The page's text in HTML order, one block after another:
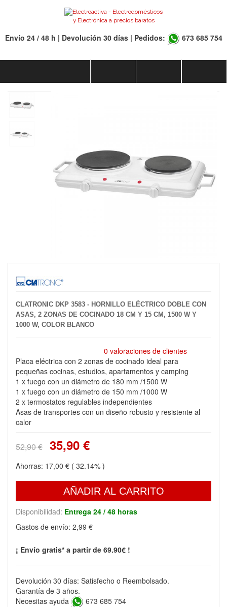
Envío 24 / 48 h | Devolución 30 días | Pedidos: 673 685 754
CLATRONIC DKP 3583 - HORNILLO ELÉCTRICO DOBLE CON
ASAS, 2 ZONAS DE COCINADO 18 CM Y 15 CM, 1500 W Y
1000 W, COLOR BLANCO
0 valoraciones de clientes
Placa eléctrica con 2 zonas de cocinado ideal para
pequeñas cocinas, estudios, apartamentos y camping
1 x fuego con un diámetro de 180 mm /1500 W
1 x fuego con un diámetro de 150 mm /1000 W
2 x termostatos regulables independientes
Asas de transportes con un diseño robusto y resistente al
calor
52,90 € 35,90 €
Ahorras: 17,00 € ( 32.14% )
AÑADIR AL CARRITO
Disponibilidad: Entrega 24 / 48 horas
Gastos de envío: 2,99 €
¡ Envío gratis* a partir de 69.90€ !
Devolución 30 días: Satisfecho o Reembolsado.
Garantía de 3 años.
Necesitas ayuda
673 685 754